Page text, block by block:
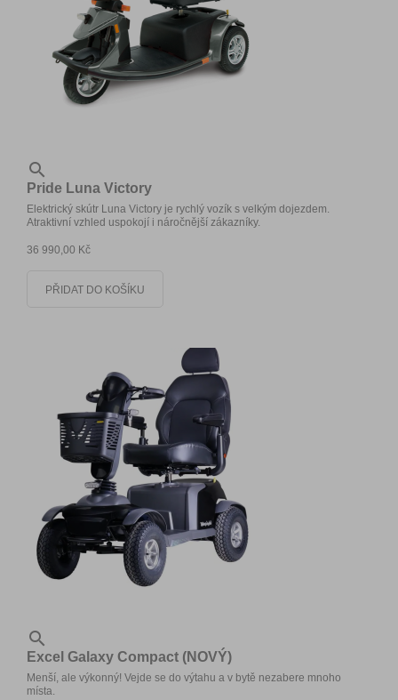

Pride Luna Victory
Elektrický skútr Luna Victory je rychlý vozík s velkým dojezdem.
Atraktivní vzhled uspokojí i náročnější zákazníky.
36 990,00 Kč
PŘIDAT DO KOŠÍKU

Excel Galaxy Compact (NOVÝ)
Menší, ale výkonný! Vejde se do výtahu a v bytě nezabere mnoho
místa.